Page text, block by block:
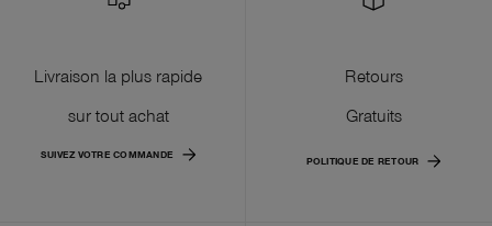
Livraison la plus rapide
sur tout achat
SUIVEZ VOTRE COMMANDE
Retours
Gratuits
POLITIQUE DE RETOUR